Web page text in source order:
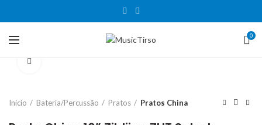
0
Início Bateria/Percussão Pratos Pratos China